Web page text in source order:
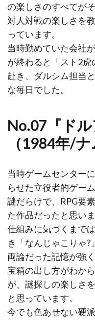
の楽しさのすべてが
対人対戦の楽しさを
っています。
当時勤めていた会社
が終わると「スト2
赴き、ダルシム担当
な毎日でした。
No.07『ドル
（1984年/ナ
当時ゲームセンター
らせた立役者的ゲーム
謎だらけで、RPG要
た作品だったと思いま
仕組みに気づくまで
き「なんじゃこりゃ
両論だった記憶が強く
宝箱の出し方がわか
が、謎探しの楽しさ
と思っています。
今でも色あせない硬